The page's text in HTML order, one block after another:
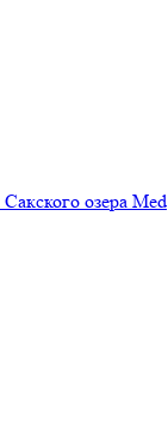
озера Med